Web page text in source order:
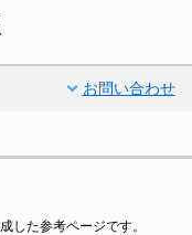
お問い合わせ
した参考ページです。